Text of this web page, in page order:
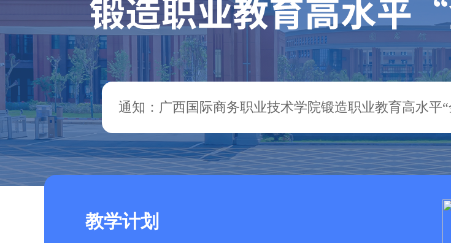
通知：广西国际商务职业技术学院锻造职业教育高水平
教学计划